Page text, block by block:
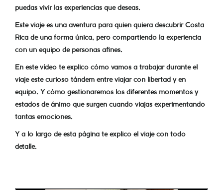
puedas vivir las experiencias que deseas.
Este viaje es una aventura para quien quiera descubrir Costa
Rica de una forma única, pero compartiendo la experiencia
con un equipo de personas afines.
En este vídeo te explico cómo vamos a trabajar durante el
viaje este curioso tándem entre viajar con libertad y en
equipo. Y cómo gestionaremos los diferentes momentos y
estados de ánimo que surgen cuando viajas experimentando
tantas emociones.
Y a lo largo de esta página te explico el viaje con todo
detalle.